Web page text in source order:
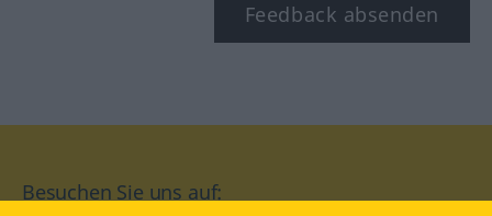
Feedback absenden
Besuchen Sie uns auf: